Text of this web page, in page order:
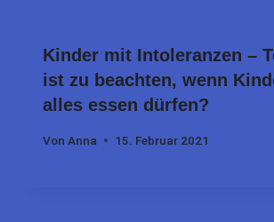
Kinder mit Intoleranzen –
ist zu beachten, wenn
alles essen dürfen?
Von Anna 15. Februar 2021